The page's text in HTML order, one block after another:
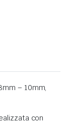
– 10mm,
con